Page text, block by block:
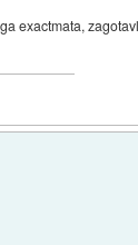
exactmata,